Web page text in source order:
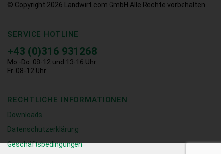
© Copyright 2026
Landwirt.com GmbH Alle Rechte vorbehalten.
SERVICE HOTLINE
+43 (0)316 931268
Mo.-Do. 08-12 und 13-16 Uhr
Fr. 08-12 Uhr
RECHTLICHE INFORMATIONEN
Downloads
Datenschutzerklärung
Geschäftsbedingungen